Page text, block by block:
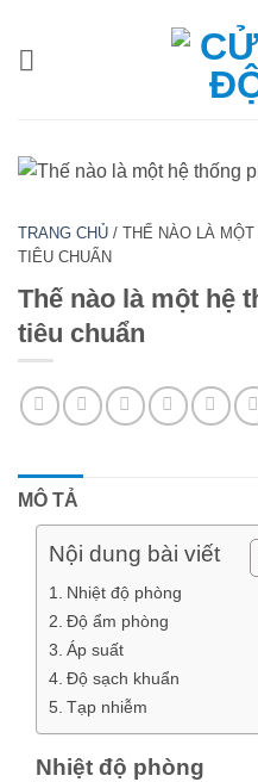
nội
TRANG CHỦ / THẾ NÀO LÀ
TIÊU CHUẨN
Thế nào là một hệ
tiêu chuẩn
MÔ TẢ
Nội dung bài viết
Nhiệt độ phòng
Độ ẩm phòng
Áp suất
Độ sạch khuẩn
Tạp nhiễm
Nhiệt độ phòng